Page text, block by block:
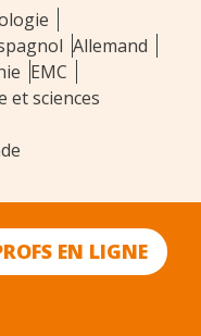
Allemand
EMC
et sciences
EN LIGNE